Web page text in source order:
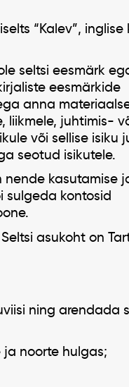
“Kalev”, inglise
seltsi eesmärk
eesmärkide
anna
liikmele, juhtimis-
või sellise isiku
seotud isikutele.
nende kasutamise
sulgeda kontosid
asukoht on
ning arendada
noorte hulgas;